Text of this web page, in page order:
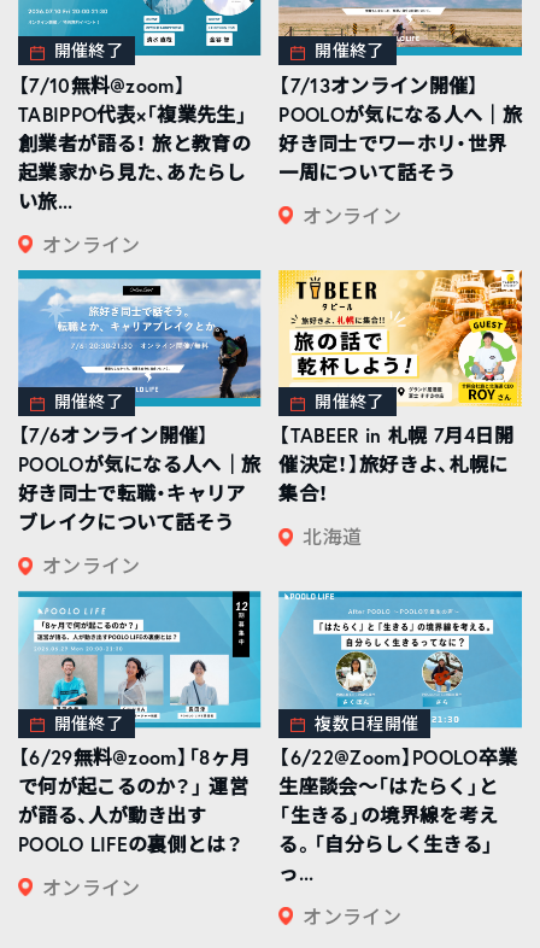
開催終了
【7/10無料@zoom】
TABIPPO代表×「複業先生」
創業者が語る！ 旅と教育の
起業家から見た、あたらし
い旅...
オンライン
開催終了
【7/13オンライン開催】
POOLOが気になる人へ｜旅
好き同士でワーホリ・世界
一周について話そう
オンライン
開催終了
【7/6オンライン開催】
POOLOが気になる人へ｜旅
好き同士で転職・キャリア
ブレイクについて話そう
オンライン
開催終了
【TABEER in 札幌 7月4日開
催決定！】旅好きよ、札幌に
集合！
北海道
開催終了
【6/29無料@zoom】「8ヶ月
で何が起こるのか？」 運営
が語る、人が動き出す
POOLO LIFEの裏側とは？
オンライン
複数日程開催
【6/22@Zoom】POOLO卒業
生座談会〜「はたらく」と
「生きる」の境界線を考え
る。「自分らしく生きる」
っ...
オンライン